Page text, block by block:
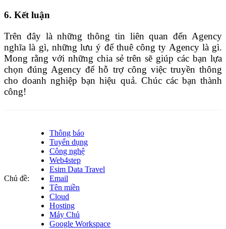
6. Kết luận
Trên đây là những thông tin liên quan đến Agency
nghĩa là gì, những lưu ý để thuê công ty Agency là gì.
Mong rằng với những chia sẻ trên sẽ giúp các bạn lựa
chọn đúng Agency để hỗ trợ công việc truyền thông
cho doanh nghiệp bạn hiệu quả. Chúc các bạn thành
công!
Chủ đề:
Thông báo
Tuyển dụng
Công nghệ
Web4step
Esim Data Travel
Email
Tên miền
Cloud
Hosting
Máy Chủ
Google Workspace